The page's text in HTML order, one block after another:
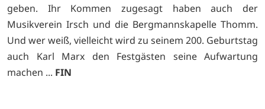
geben. Ihr Kommen zugesagt haben auch der
Musikverein Irsch und die Bergmannskapelle Thomm.
Und wer weiß, vielleicht wird zu seinem 200. Geburtstag
auch Karl Marx den Festgästen seine Aufwartung
machen ... FIN